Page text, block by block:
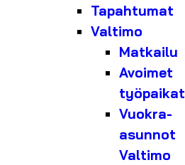
Tapahtumat
Valtimo
Matkailu
Avoimet
työpaikat
Vuokra-
asunnot
Valtimo